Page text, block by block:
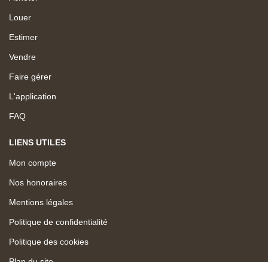
Louer
Estimer
Vendre
Faire gérer
L'application
FAQ
LIENS UTILES
Mon compte
Nos honoraires
Mentions légales
Politique de confidentialité
Politique des cookies